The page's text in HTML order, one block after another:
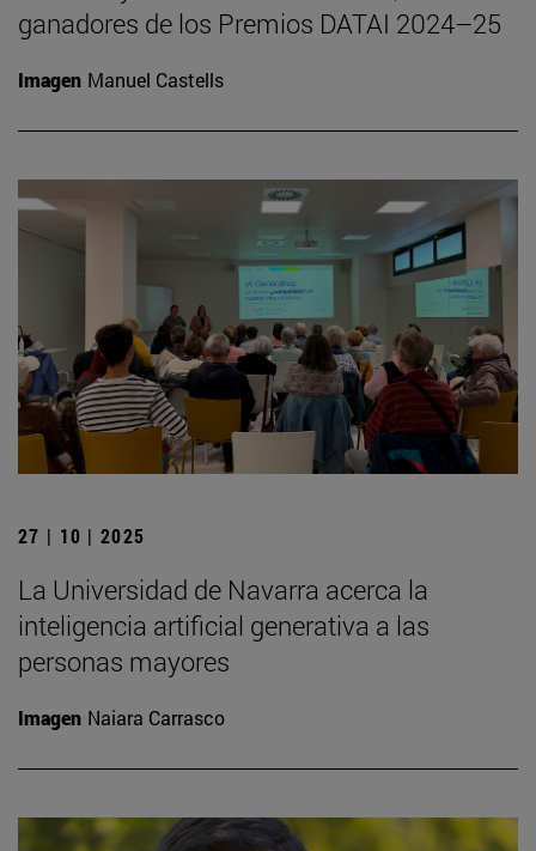
ganadores de los Premios DATAI 2024–25
Imagen Manuel Castells
27 | 10 | 2025
La Universidad de Navarra acerca la
inteligencia artificial generativa a las
personas mayores
Imagen Naiara Carrasco